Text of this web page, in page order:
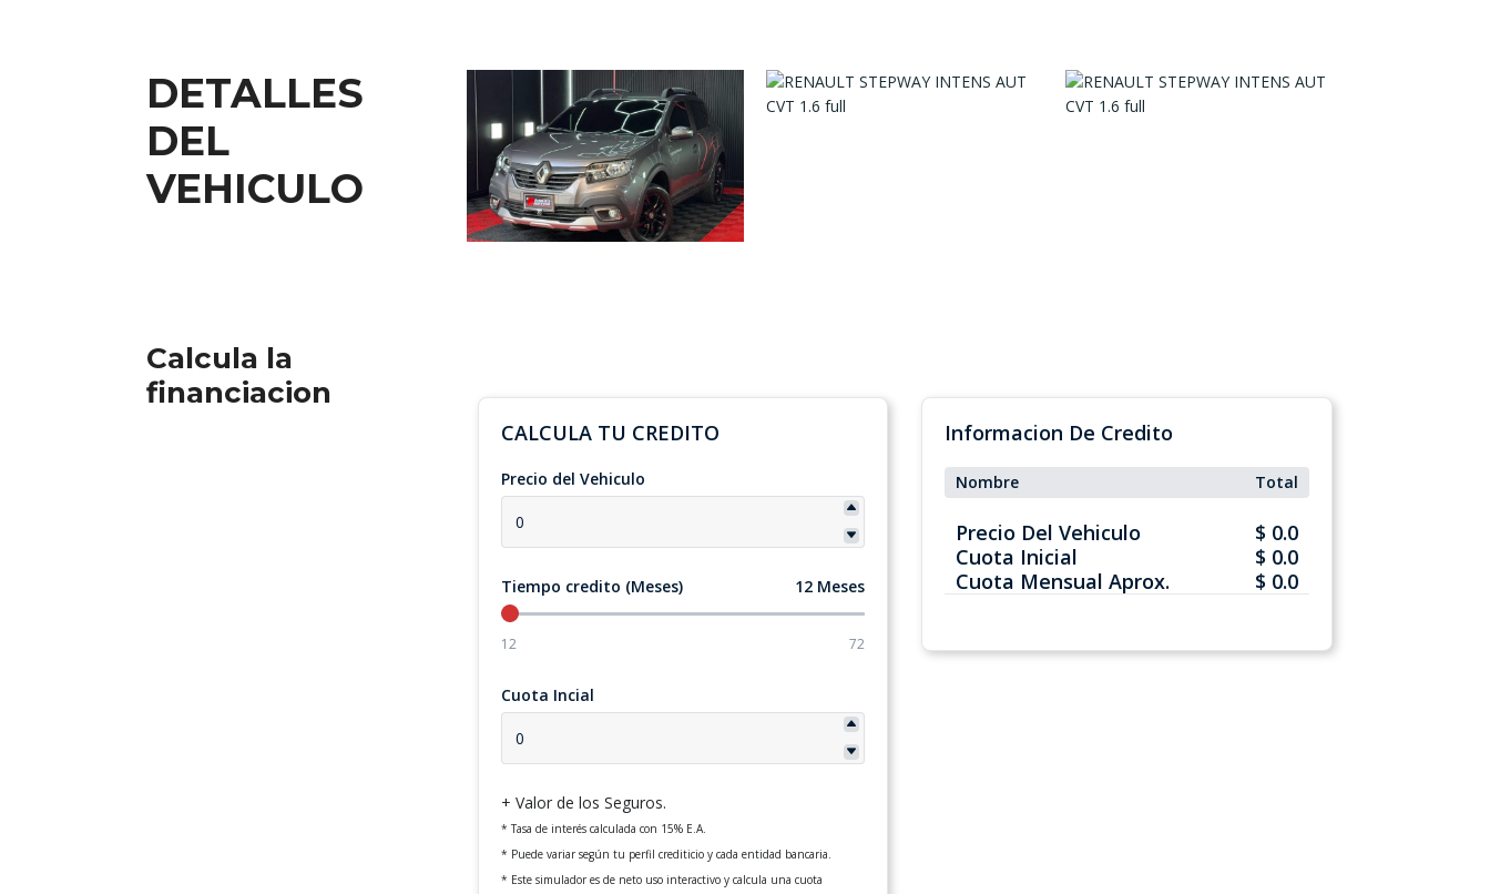
DETALLES
DEL
VEHICULO
Calcula la
financiacion
CALCULA TU CREDITO
Precio del Vehiculo
Tiempo credito (Meses) 12 Meses
12 72
Cuota Incial
+ Valor de los Seguros.
* Tasa de interés calculada con 15% E.A.
* Puede variar según tu perfil crediticio y cada entidad bancaria.
* Este simulador es de neto uso interactivo y calcula una cuota
Informacion De Credito
Nombre Total
Precio Del Vehiculo
$ 0.0
Cuota Inicial
$ 0.0
Cuota Mensual Aprox.
$ 0.0